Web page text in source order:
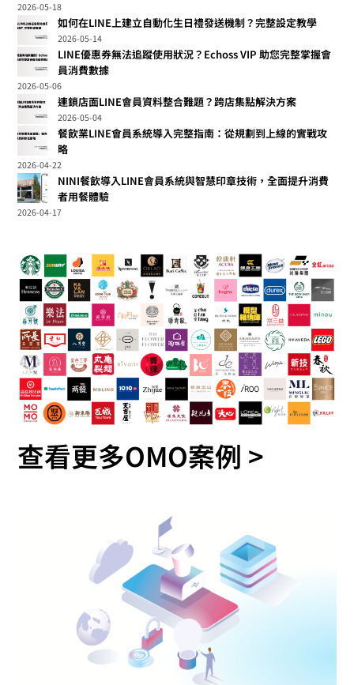
2026-05-18
如何在LINE上建立自動化生日禮發送機制？完整設定教學
2026-05-14
LINE優惠券無法追蹤使用狀況？Echoss VIP 助您完整掌握會
員消費數據
2026-05-06
連鎖店面LINE會員資料整合難題？跨店集點解決方案
2026-05-04
餐飲業LINE會員系統導入完整指南：從規劃到上線的實戰攻
略
2026-04-22
NINI餐飲導入LINE會員系統與智慧印章技術，全面提升消費
者用餐體驗
2026-04-17
查看更多OMO案例 >